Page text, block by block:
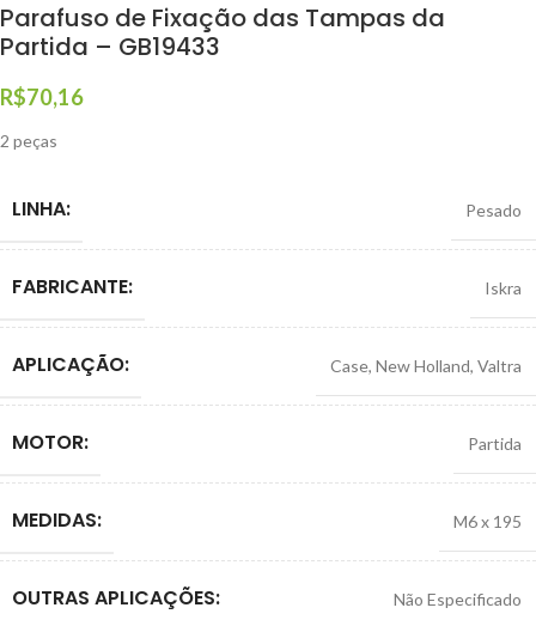
Parafuso de Fixação das Tampas da
Partida – GB19433
R$70,16
2 peças
LINHA: Pesado
FABRICANTE: Iskra
APLICAÇÃO: Case, New Holland, Valtra
MOTOR: Partida
MEDIDAS: M6 x 195
OUTRAS APLICAÇÕES: Não Especificado